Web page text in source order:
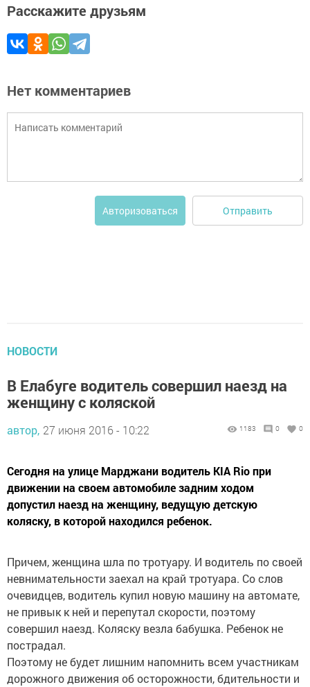
Расскажите друзьям
Нет комментариев
Авторизоваться Отправить
НОВОСТИ
В Елабуге водитель совершил наезд на
женщину с коляской
автор, 27 июня 2016 - 10:22 1183 0 0
Сегодня на улице Марджани водитель KIA Rio при
движении на своем автомобиле задним ходом
допустил наезд на женщину, ведущую детскую
коляску, в которой находился ребенок.
Причем, женщина шла по тротуару. И водитель по своей
невнимательности заехал на край тротуара. Со слов
очевидцев, водитель купил новую машину на автомате,
не привык к ней и перепутал скорости, поэтому
совершил наезд. Коляску везла бабушка. Ребенок не
пострадал.
Поэтому не будет лишним напомнить всем участникам
дорожного движения об осторожности, бдительности и